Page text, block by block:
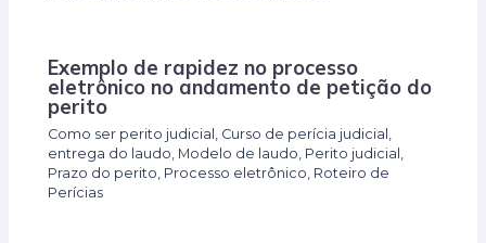
Exemplo de rapidez no processo
eletrônico no andamento de petição do
perito
Como ser perito judicial Curso de perícia judicial
entrega do laudo Modelo de laudo Perito judicial
Prazo do perito Processo eletrônico Roteiro de
Perícias